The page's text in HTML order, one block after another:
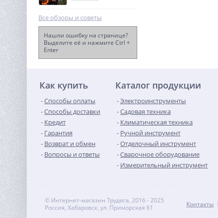
Степлер аккумуляторный
WORX WX843, 20В, 2Ач х1,
Все обзоры и советы
Нашли ошибку на странице?
Выделите её и нажмите Ctrl +
Enter
Как купить
Способы оплаты
Способы доставки
Кредит
Гарантия
Возврат и обмен
Вопросы и ответы
Каталог продукции
Электроинструменты
Садовая техника
Климатическая техника
Ручной инструмент
Отделочный инструмент
Сварочное оборудование
Измерительный инструмент
© Интернет-магазин Трудяга, 2016 - 2025
Россия, Хабаровск, ул. Приморская 61
Контакты